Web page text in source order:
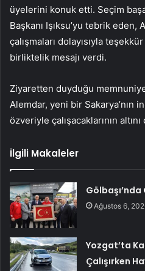
üyelerini konuk etti. Seçim
Başkanı Işıksu’yu tebrik eden,
çalışmaları dolayısıyla
birliktelik mesajı verdi.
Ziyaretten duyduğu
Alemdar, yeni bir Sakarya’nın
özveriyle çalışacaklarının altını
İlgili Makaleler
Ağustos 6,
Yozgat’ta
Çalışırken